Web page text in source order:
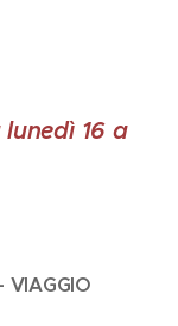
lunedì 16 a